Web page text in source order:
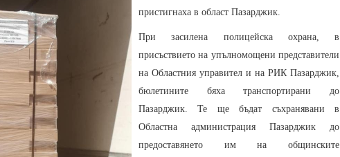
пристигнаха в област Пазарджик.
При засилена полицейска охрана, в
присъствието на упълномощени представители
на Областния управител и на РИК Пазарджик,
бюлетините бяха транспортирани до
Пазарджик. Те ще бъдат съхранявани в
Областна администрация Пазарджик до
предоставянето им на общинските